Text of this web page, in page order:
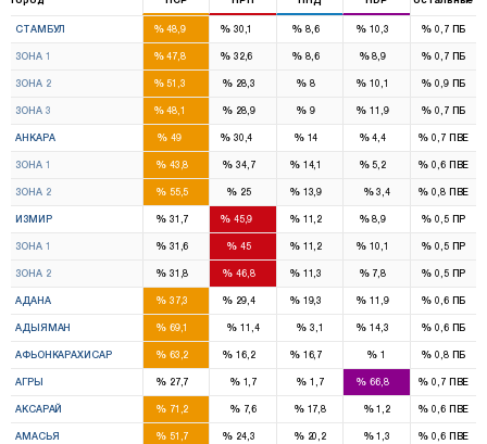
СТАМБУЛ %48,9
46
%30,1
28
% 8,6
7
% 10,3
7
% 0,7 ПБ
ЗОНА 1 %47,8 %32,6 % 8,6 %8,9 % 0,7 ПБ
ЗОНА 2 %51,3 % 28,3 % 8 % 10,1 % 0,9 ПБ
ЗОНА 3 %48,1 % 28,9 % 9 % 11,9 % 0,7 ПБ
АНКАРА % 49 %30,4 %14 %4,4 % 0,7 ПВЕ
ЗОНА 1 %43,8 % 34,7 %14,1 %5,2 % 0,6 ПВЕ
ЗОНА 2 %55,5 % 25 %13,9 %3,4 % 0,8 ПВЕ
ИЗМИР %31,7 %45,9 %11,2 %8,9 % 0,5 ПР
ЗОНА 1 %31,6 % 45 %11,2 % 10,1 % 0,5 ПР
ЗОНА 2 %31,8 % 46,8 %11,3 %7,8 % 0,5 ПР
АДАНА %37,3 % 29,4 %19,3 % 11,9 % 0,6 ПБ
АДЫЯМАН %69,1 % 11,4 % 3,1 % 14,3 % 0,6 ПБ
АФЬОНКАРАХИСАР %63,2 % 16,2 %16,7 % 1 % 0,8 ПБ
АГРЫ %27,7 %1,7 % 1,7 % 66,8 % 0,7 ПВЕ
АКСАРАЙ %71,2 %7,6 %17,8 %1,2 % 0,6 ПВЕ
АМАСЬЯ %51,7 % 24,3 %20,2 %1,3 % 0,6 ПВЕ